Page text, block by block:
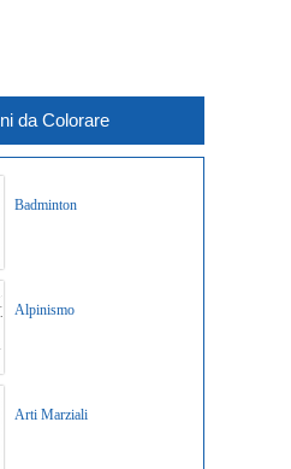
da Colorare
Badminton
Alpinismo
Arti Marziali